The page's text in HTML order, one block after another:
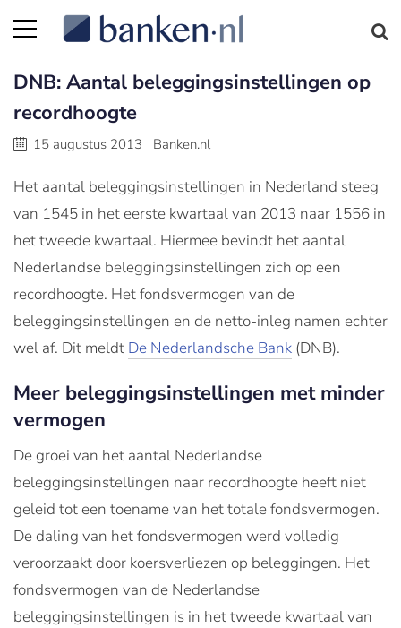
DNB: Aantal beleggingsinstellingen op
recordhoogte
15 augustus 2013 Banken.nl
Het aantal beleggingsinstellingen in Nederland steeg
van 1545 in het eerste kwartaal van 2013 naar 1556 in
het tweede kwartaal. Hiermee bevindt het aantal
Nederlandse beleggingsinstellingen zich op een
recordhoogte. Het fondsvermogen van de
beleggingsinstellingen en de netto-inleg namen echter
wel af. Dit meldt De Nederlandsche Bank (DNB).
Meer beleggingsinstellingen met minder
vermogen
De groei van het aantal Nederlandse
beleggingsinstellingen naar recordhoogte heeft niet
geleid tot een toename van het totale fondsvermogen.
De daling van het fondsvermogen werd volledig
veroorzaakt door koersverliezen op beleggingen. Het
fondsvermogen van de Nederlandse
beleggingsinstellingen is in het tweede kwartaal van